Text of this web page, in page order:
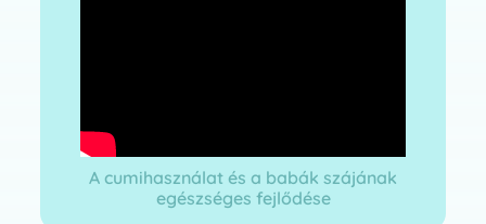
A cumihasználat és a babák szájának
egészséges fejlődése